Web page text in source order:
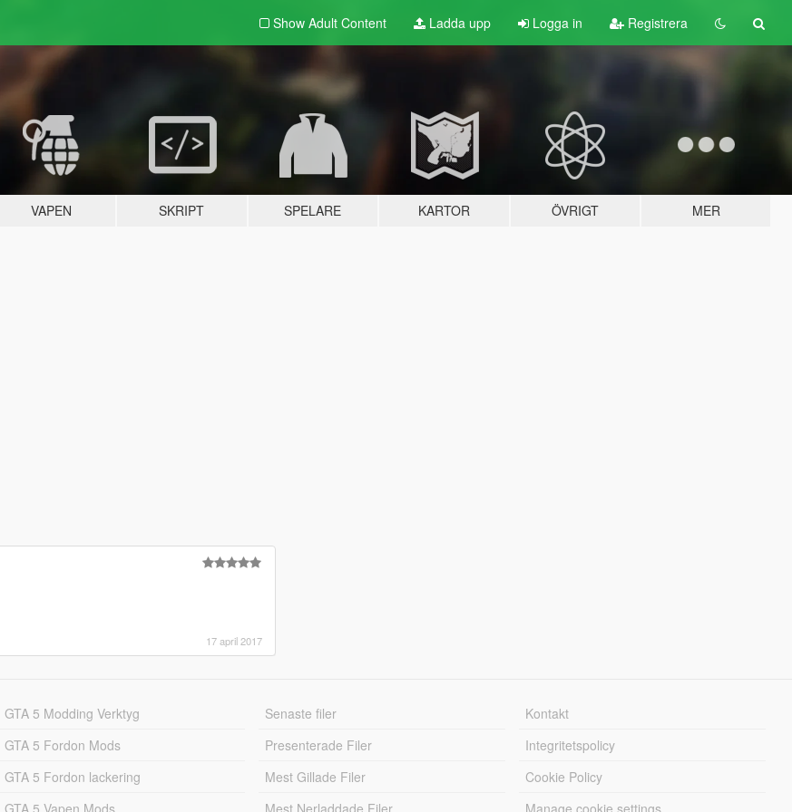
Show Adult Content Ladda upp Logga in Registrera
VAPEN SKRIPT SPELARE KARTOR ÖVRIGT MER
17 april 2017
GTA 5 Modding Verktyg
GTA 5 Fordon Mods
GTA 5 Fordon lackering
GTA 5 Vapen Mods
Senaste filer
Presenterade Filer
Mest Gillade Filer
Mest Nerladdade Filer
Kontakt
Integritetspolicy
Cookie Policy
Manage cookie settings